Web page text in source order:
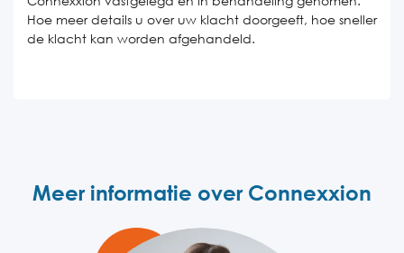
Hoe meer details u over uw klacht doorgeeft, hoe sneller
de klacht kan worden afgehandeld.
Meer informatie over Connexxion